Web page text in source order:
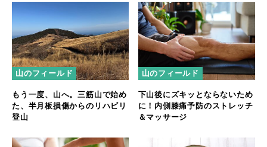
山のフィールド
もう一度、山へ。三筋山で始め
た、半月板損傷からのリハビリ
登山
山のフィールド
下山後にズキッとならないため
に！内側膝痛予防のストレッチ
＆マッサージ